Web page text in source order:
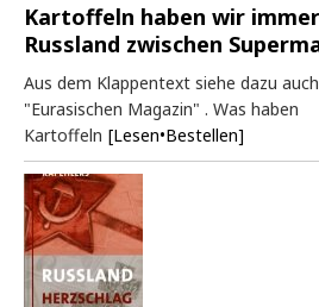
Kartoffeln haben wir
Russland zwischen
Aus dem Klappentext siehe dazu
"Eurasischen Magazin" . Was haben
Kartoffeln [Lesen•Bestellen]